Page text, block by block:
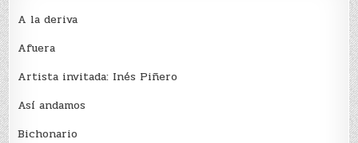
A la deriva
Afuera
Artista invitada: Inés Piñero
Así andamos
Bichonario